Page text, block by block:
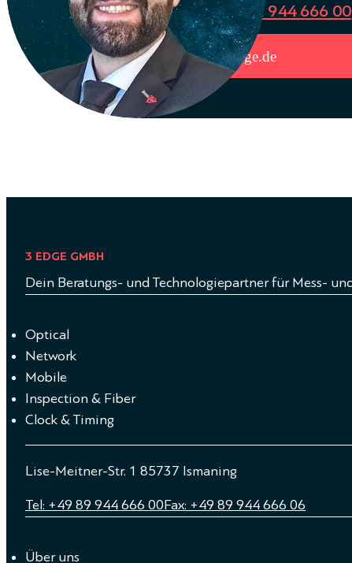
Tel.: +49 89 944 666 00
js@3-edge.de
3 EDGE GMBH
Dein Beratungs- und Technologiepartner für Mess-
Optical
Network
Mobile
Inspection & Fiber
Clock & Timing
Lise-Meitner-Str. 1 85737 Ismaning
Tel: +49 89 944 666 00Fax: +49 89 944 666 06
Über uns